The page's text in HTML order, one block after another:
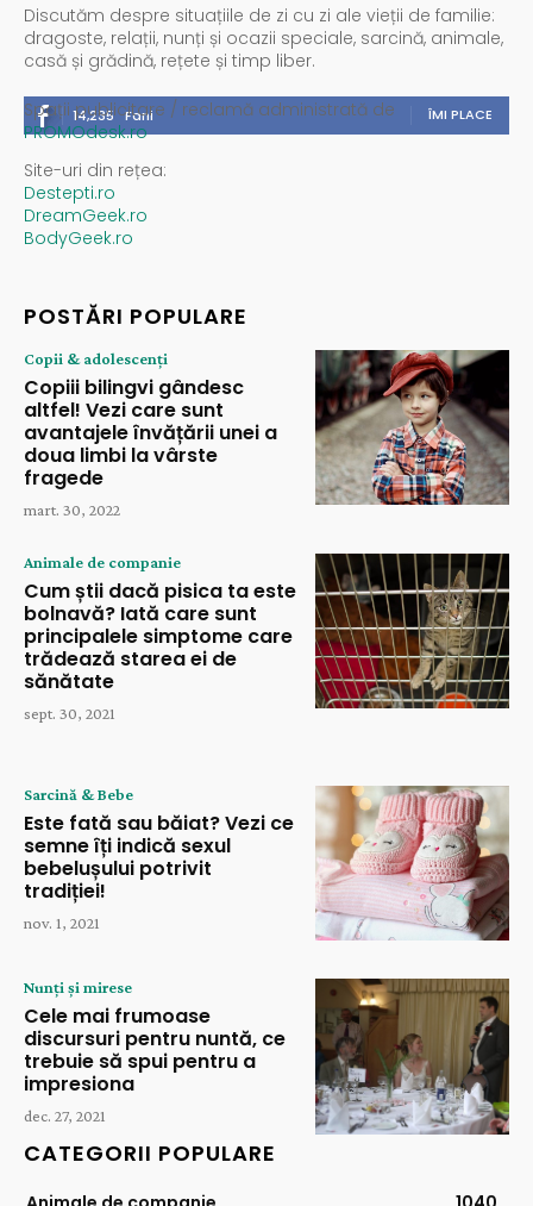
Discutăm despre situațiile de zi cu zi ale vieții de familie:
dragoste, relații, nunți și ocazii speciale, sarcină, animale,
casă și grădină, rețete și timp liber.
14,235 Fani ÎMI PLACE
Spații publicitare / reclamă administrată de
PROMOdesk.ro
Site-uri din rețea:
Destepti.ro
DreamGeek.ro
BodyGeek.ro
POSTĂRI POPULARE
Copii & adolescenți
Copiii bilingvi gândesc
altfel! Vezi care sunt
avantajele învățării unei a
doua limbi la vârste
fragede
mart. 30, 2022
Animale de companie
Cum știi dacă pisica ta este
bolnavă? Iată care sunt
principalele simptome care
trădează starea ei de
sănătate
sept. 30, 2021
Sarcină & Bebe
Este fată sau băiat? Vezi ce
semne îți indică sexul
bebelușului potrivit
tradiției!
nov. 1, 2021
Nunți și mirese
Cele mai frumoase
discursuri pentru nuntă, ce
trebuie să spui pentru a
impresiona
dec. 27, 2021
CATEGORII POPULARE